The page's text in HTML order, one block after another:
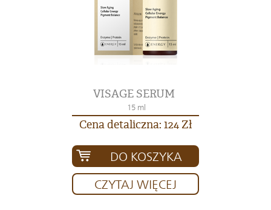
VISAGE SERUM
15 ml
Cena detaliczna: 124 Zł
DO KOSZYKA
CZYTAJ WIĘCEJ